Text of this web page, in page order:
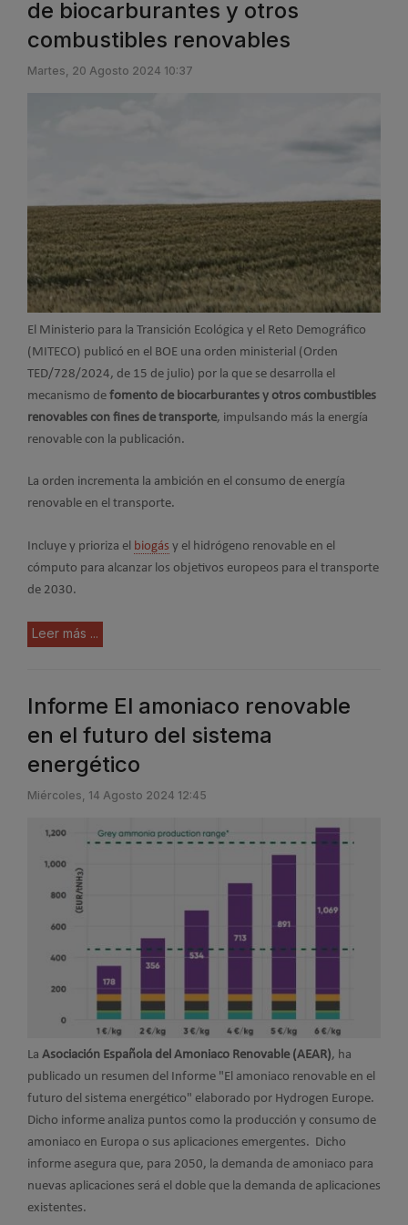
de biocarburantes y otros
combustibles renovables
Martes, 20 Agosto 2024 10:37
El Ministerio para la Transición Ecológica y el Reto Demográfico
(MITECO) publicó en el BOE una orden ministerial (Orden
TED/728/2024, de 15 de julio) por la que se desarrolla el
mecanismo de fomento de biocarburantes y otros combustibles
renovables con fines de transporte, impulsando más la energía
renovable con la publicación.
La orden incrementa la ambición en el consumo de energía
renovable en el transporte.
Incluye y prioriza el biogás y el hidrógeno renovable en el
cómputo para alcanzar los objetivos europeos para el transporte
de 2030.
Leer más ...
Informe El amoniaco renovable
en el futuro del sistema
energético
Miércoles, 14 Agosto 2024 12:45
La Asociación Española del Amoniaco Renovable (AEAR), ha
publicado un resumen del Informe "El amoniaco renovable en el
futuro del sistema energético" elaborado por Hydrogen Europe.
Dicho informe analiza puntos como la producción y consumo de
amoniaco en Europa o sus aplicaciones emergentes. Dicho
informe asegura que, para 2050, la demanda de amoniaco para
nuevas aplicaciones será el doble que la demanda de aplicaciones
existentes.